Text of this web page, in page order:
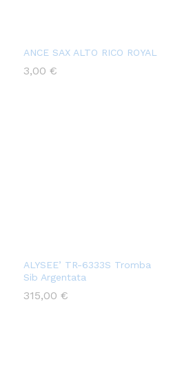
ANCE SAX ALTO RICO ROYAL
3,00 €
ALYSEE’ TR-6333S Tromba
Sib Argentata
315,00 €